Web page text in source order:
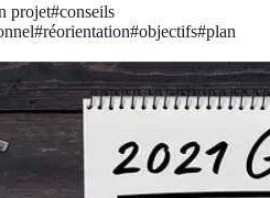
projet#conseils
#réorientation#objectifs#plan